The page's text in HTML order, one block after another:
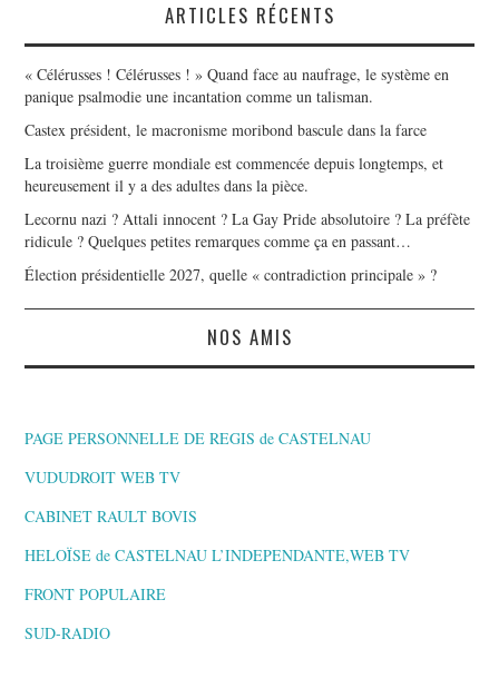
ARTICLES RÉCENTS
« Célérusses ! Célérusses ! » Quand face au naufrage, le système en
panique psalmodie une incantation comme un talisman.
Castex président, le macronisme moribond bascule dans la farce
La troisième guerre mondiale est commencée depuis longtemps, et
heureusement il y a des adultes dans la pièce.
Lecornu nazi ? Attali innocent ? La Gay Pride absolutoire ? La préfète
ridicule ? Quelques petites remarques comme ça en passant…
Élection présidentielle 2027, quelle « contradiction principale » ?
NOS AMIS
PAGE PERSONNELLE DE REGIS de CASTELNAU
VUDUDROIT WEB TV
CABINET RAULT BOVIS
HELOÏSE de CASTELNAU L’INDEPENDANTE,WEB TV
FRONT POPULAIRE
SUD-RADIO